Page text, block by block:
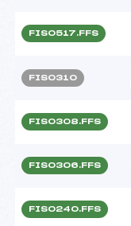
FIS0517.FFS
FIS0310
FIS0308.FFS
FIS0306.FFS
FIS0240.FFS